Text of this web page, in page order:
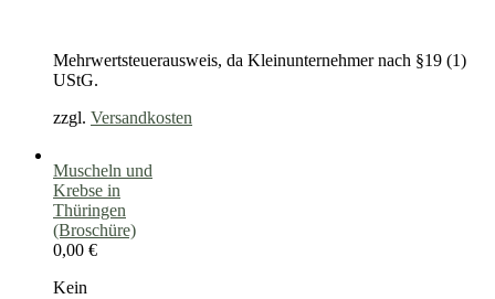
Mehrwertsteuerausweis, da Kleinunternehmer nach §19 (1)
UStG.
zzgl. Versandkosten
Muscheln und
Krebse in
Thüringen
(Broschüre)
0,00 €
Kein